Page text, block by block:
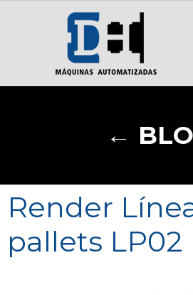
←
Render
pallets LP02